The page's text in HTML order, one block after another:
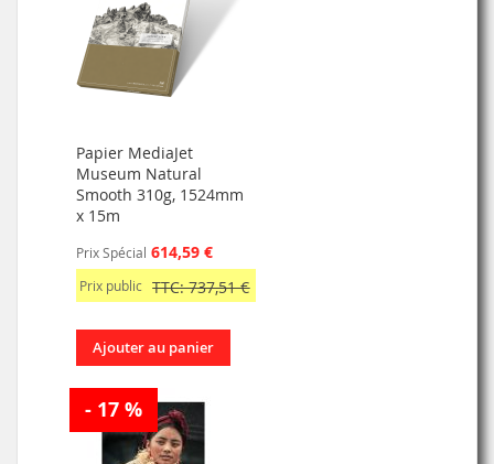
Papier MediaJet
Museum Natural
Smooth 310g, 1524mm
x 15m
Prix Spécial 614,59 €
Prix public TTC: 737,51 €
Ajouter au panier
- 17 %